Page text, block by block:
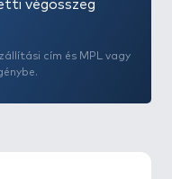
végösszeg
cím és MPL vagy